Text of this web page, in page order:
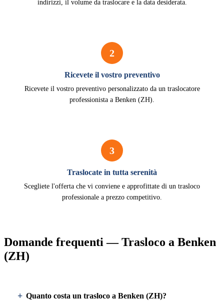
indirizzi, il volume da traslocare e la data desiderata.
2
Ricevete il vostro preventivo
Ricevete il vostro preventivo personalizzato da un traslocatore
professionista a Benken (ZH).
3
Traslocate in tutta serenità
Scegliete l'offerta che vi conviene e approfittate di un trasloco
professionale a prezzo competitivo.
Domande frequenti — Trasloco a Benken
(ZH)
Quanto costa un trasloco a Benken (ZH)?